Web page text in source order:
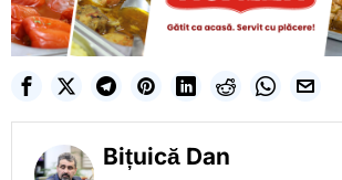
Bițuică Dan